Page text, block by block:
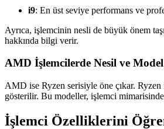
i9: En üst seviye performans ve
Ayrıca, işlemcinin nesli de büyük önem
hakkında bilgi verir.
AMD İşlemcilerde Nesil ve Model
AMD ise Ryzen serisiyle öne çıkar.
gösterilir. Bu modeller, işlemci
İşlemci Özelliklerini